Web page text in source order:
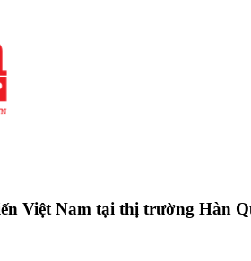
Việt Nam tại thị trường Hàn